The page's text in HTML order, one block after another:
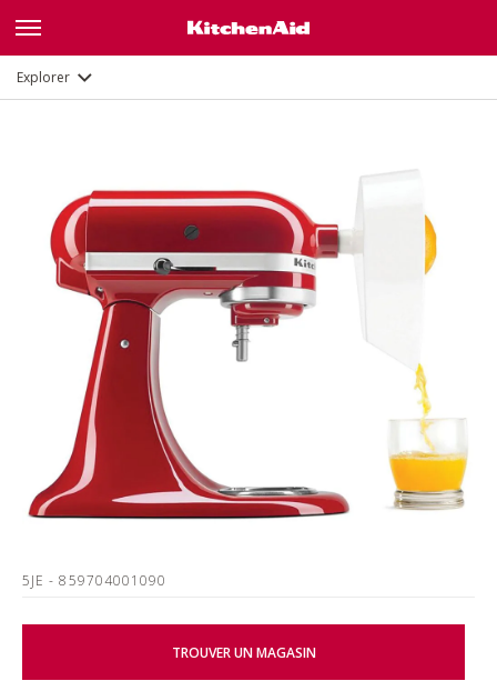
Explorer Description
5JE- 859704001090
TROUVER UN MAGASIN